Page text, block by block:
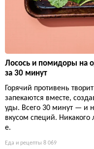
Лосось и помидоры на
за 30 минут
Горячий противень
запекаются вместе,
уды. Всего 30 минут — и
вкусом специй. Никакого
е.
Еда и рецепты 8 069